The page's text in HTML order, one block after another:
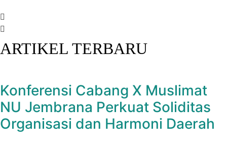
ARTIKEL TERBARU
Konferensi Cabang X Muslimat
NU Jembrana Perkuat Soliditas
Organisasi dan Harmoni Daerah